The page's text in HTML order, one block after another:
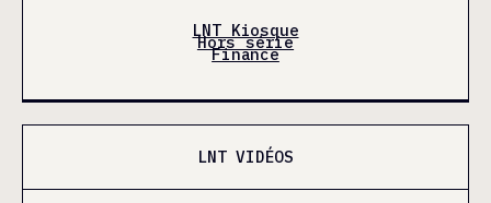
LNT Kiosque
Hors série
Finance
LNT VIDÉOS